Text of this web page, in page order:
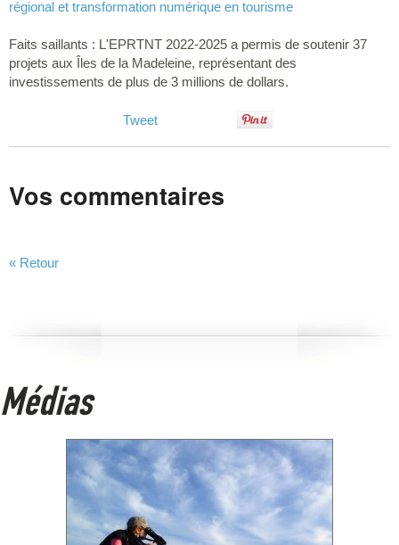
régional et transformation numérique en tourisme
Faits saillants : L'EPRTNT 2022-2025 a permis de soutenir 37
projets aux Îles de la Madeleine, représentant des
investissements de plus de 3 millions de dollars.
Tweet
Vos commentaires
« Retour
Médias